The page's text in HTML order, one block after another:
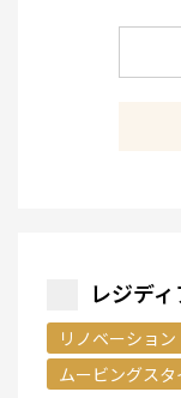
レジデ
リノベーション
ムービングスタ